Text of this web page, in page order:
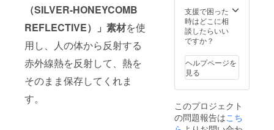
（SILVER-HONEYCOMB
REFLECTIVE）」素材を使
用し、人の体から反射する
赤外線熱を反射して、熱を
そのまま保存してくれま
す。
支援で困った
時はどこに相
談したらいい
ですか？
ヘルプページを
見る
このプロジェクト
の問題報告はこち